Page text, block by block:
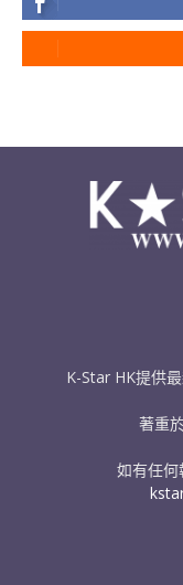
K-Star HK提供
著重
如有任何